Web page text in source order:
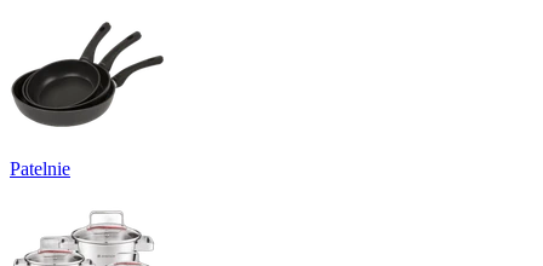
Patelnie